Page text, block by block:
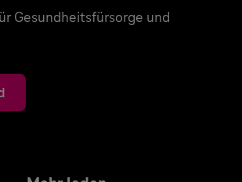
Gesundheitsfürsorge und